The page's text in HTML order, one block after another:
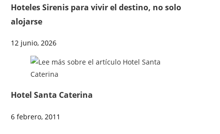
Hoteles Sirenis para vivir el destino, no solo
alojarse
12 junio, 2026
Hotel Santa Caterina
6 febrero, 2011